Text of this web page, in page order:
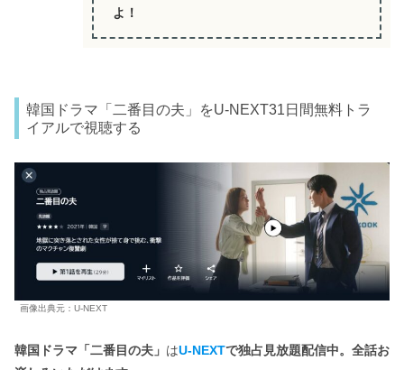
よ！
韓国ドラマ「二番目の夫」をU-NEXT31日間無料トラ
イアルで視聴する
画像出典元：U-NEXT
韓国ドラマ「二番目の夫」 はU-NEXTで独占見放題配信中。全話お